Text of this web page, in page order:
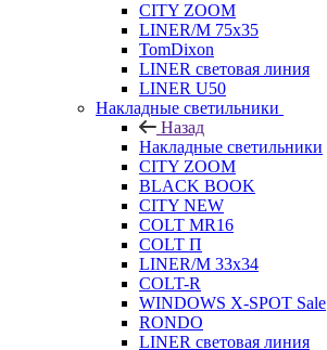
CITY ZOOM
LINER/M 75х35
TomDixon
LINER световая линия
LINER U50
Накладные светильники
Назад
Накладные светильники
CITY ZOOM
BLACK BOOK
CITY NEW
COLT MR16
COLT П
LINER/М 33х34
COLT-R
WINDOWS X-SPOT Sale
RONDO
LINER световая линия